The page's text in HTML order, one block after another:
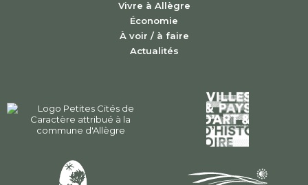
Vivre à Allègre
Économie
À voir / à faire
Actualités